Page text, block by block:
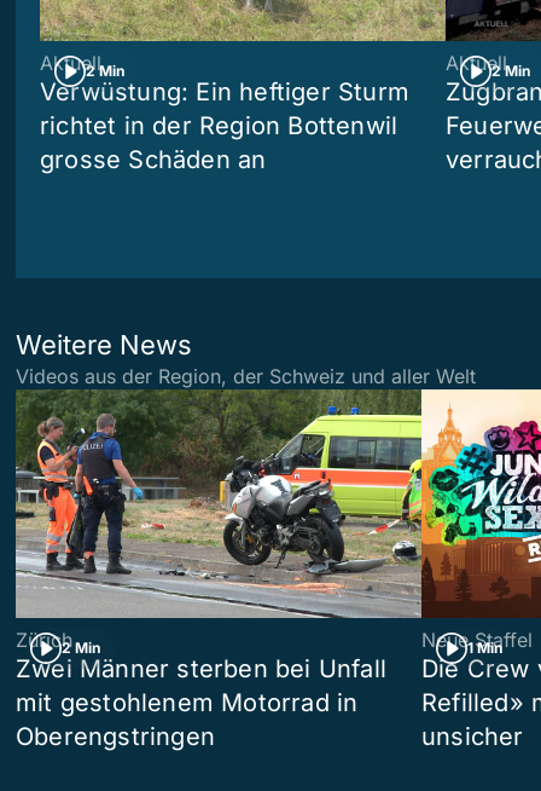
2 Min
Aktuell
Verwüstung: Ein heftiger Sturm
richtet in der Region Bottenwil
grosse Schäden an
2 Min
Aktuell
Weitere News
Videos aus der Region, der Schweiz und aller Welt
2 Min
Zürich
Zwei Männer sterben bei Unfall
mit gestohlenem Motorrad in
Oberengstringen
1 Min
Neue Staffel
Die Crew
Refilled»
unsicher